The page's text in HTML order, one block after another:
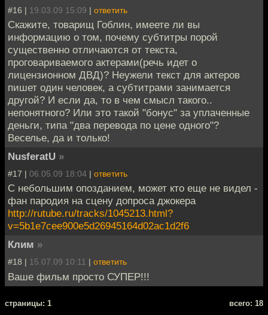
#16 | 19.03.09 15:09 | ответить
Скажите, товарищ Гоблин, имеете ли вы
информацию о том, почему субтитры порой
существенно отличаются от текста,
проговариваемого актерами(речь идет о
лицензионном ДВД)? Неужели текст для актеров
пишет один человек, а субтитрами занимается
другой? И если да, то в чем смысл такого..
непонятного? Или это такой "бонус" за уплаченные
деньги, типа "два перевода по цене одного"?
Веселье, да и только!
NusferatU »
#17 | 06.05.09 18:04 | ответить
С небольшим опозданием, может кто еще не видел -
фан пародия на сцену допроса джокера
http://rutube.ru/tracks/1045213.html?
v=5b1e7cee900e5d26945164d02ac1d2f6
Клим »
#18 | 15.07.09 10:11 | ответить
Ваше фильм просто СУПЕР!!!
cтраницы: 1 всего: 18